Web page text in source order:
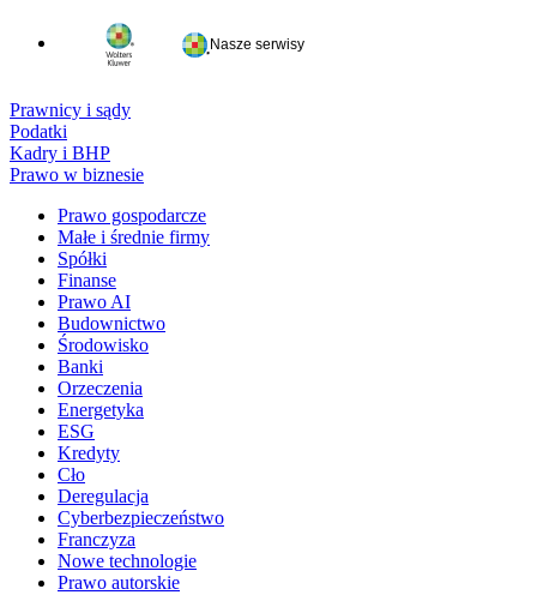
Nasze serwisy
Prawnicy i sądy
Podatki
Kadry i BHP
Prawo w biznesie
Prawo gospodarcze
Małe i średnie firmy
Spółki
Finanse
Prawo AI
Budownictwo
Środowisko
Banki
Orzeczenia
Energetyka
ESG
Kredyty
Cło
Deregulacja
Cyberbezpieczeństwo
Franczyza
Nowe technologie
Prawo autorskie